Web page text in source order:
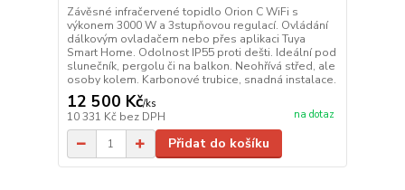
Závěsné infračervené topidlo Orion C WiFi s
výkonem 3000 W a 3stupňovou regulací. Ovládání
dálkovým ovladačem nebo přes aplikaci Tuya
Smart Home. Odolnost IP55 proti dešti. Ideální pod
slunečník, pergolu či na balkon. Neohřívá střed, ale
osoby kolem. Karbonové trubice, snadná instalace.
12 500 Kč/ks
10 331 Kč bez DPH na dotaz
Přidat do košíku